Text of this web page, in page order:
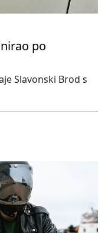
po
Slavonski Brod s